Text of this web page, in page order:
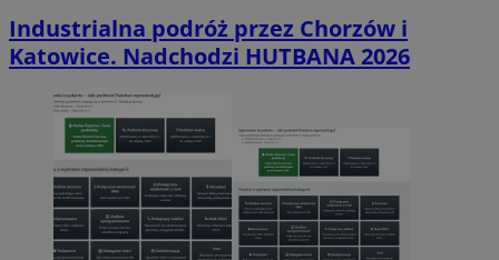
Industrialna podróż przez Chorzów i
Katowice. Nadchodzi HUTBANA 2026